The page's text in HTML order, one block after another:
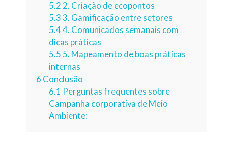
5.2 2. Criação de ecopontos
5.3 3. Gamificação entre setores
5.44. Comunicados semanais com
dicas práticas
5.5 5. Mapeamento de boas práticas
internas
6 Conclusão
6.1 Perguntas frequentes sobre
Campanha corporativa de Meio
Ambiente: